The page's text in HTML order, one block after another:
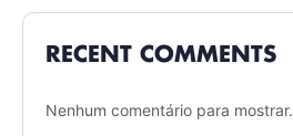
RECENT COMMENTS
Nenhum comentário para mostrar.